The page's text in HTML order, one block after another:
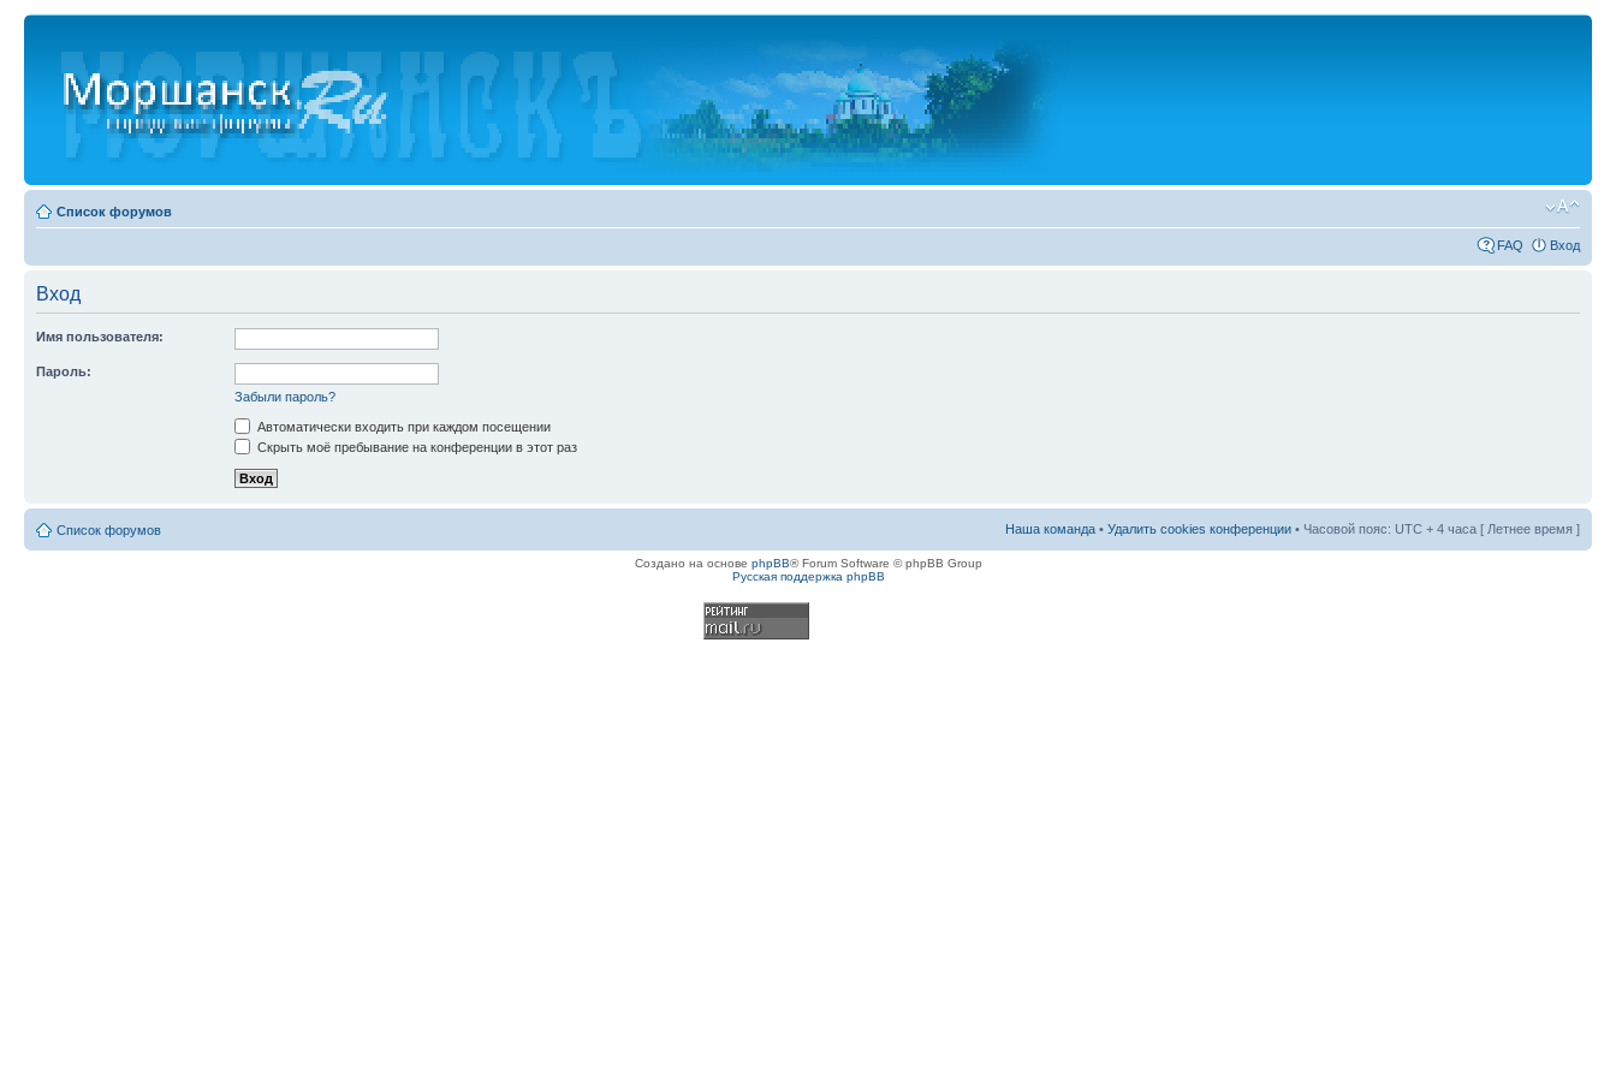
Список форумов
FAQ Вход
Вход
Имя пользователя:
Пароль:
Забыли пароль?
Автоматически входить при каждом посещении
Скрыть моё пребывание на конференции в этот раз
Список форумов Наша команда • Удалить cookies конференции • Часовой пояс: UTC + 4 часа [ Летнее время ]
Создано на основе phpBB® Forum Software © phpBB Group
Русская поддержка phpBB